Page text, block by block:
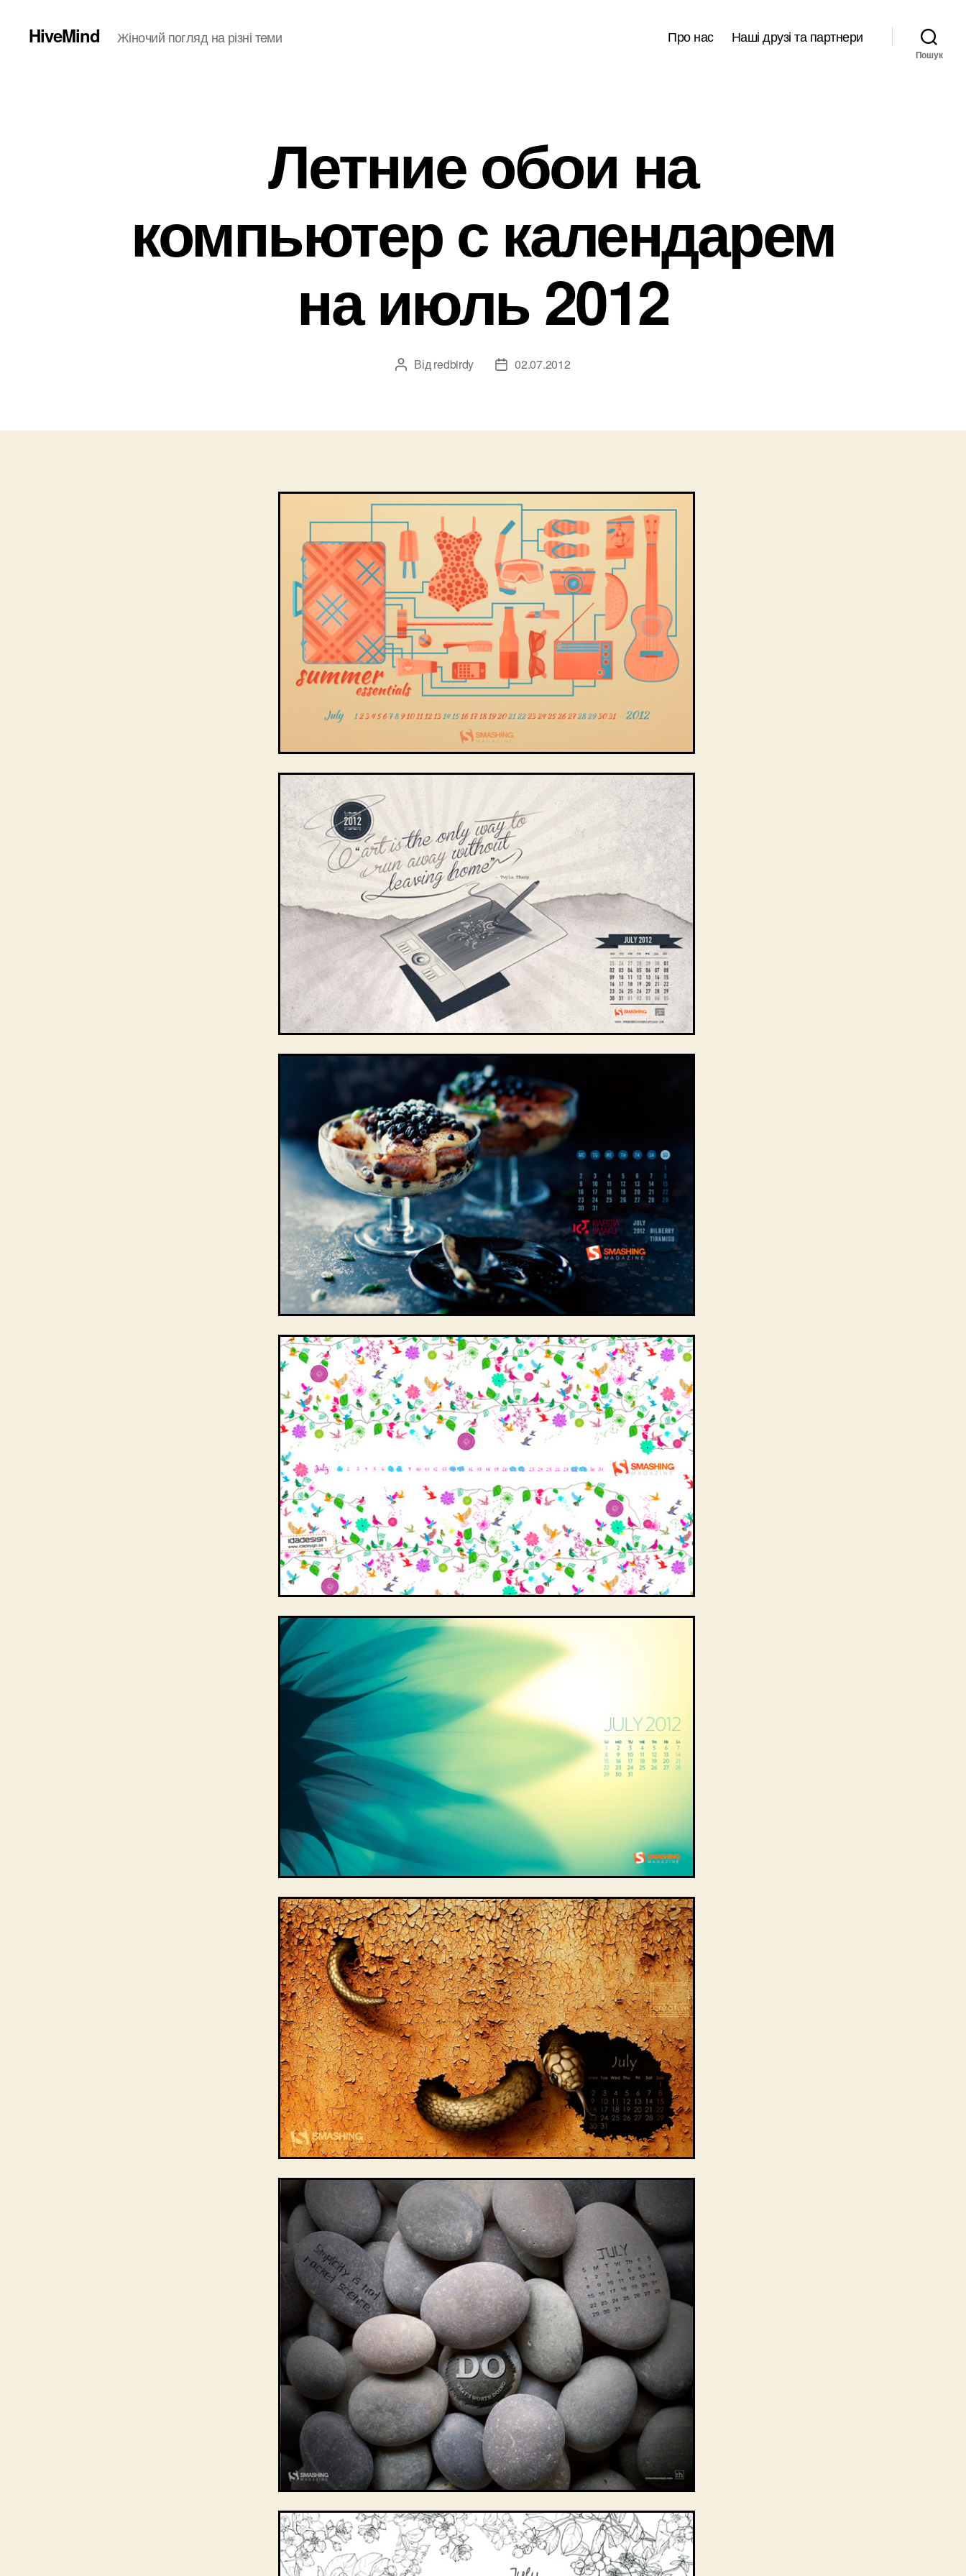
HiveMind Жіночий погляд на різні теми Про нас Наші друзі та партнери
Пошук
Летние обои на
компьютер с календарем
на июль 2012
Автор
Відredbirdy
Дата02.07.2012